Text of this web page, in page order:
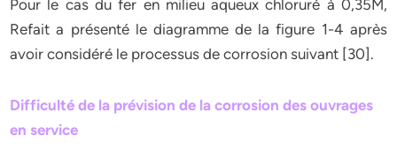
Pour le cas du fer en milieu aqueux chloruré à 0,35M,
Refait a présenté le diagramme de la figure 1-4 après
avoir considéré le processus de corrosion suivant [30].
Difficulté de la prévision de la corrosion des ouvrages
en service